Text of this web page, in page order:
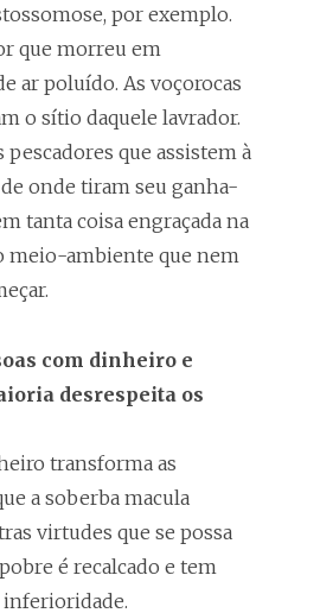
por exemplo.
que morreu em
ar poluído. As voçorocas
o sítio daquele lavrador.
pescadores que assistem à
onde tiram seu ganha-
tanta coisa engraçada na
meio-ambiente que nem
com dinheiro e
desrespeita os
transforma as
a soberba macula
virtudes que se possa
é recalcado e tem